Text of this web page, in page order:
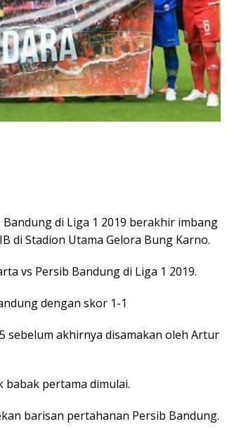
di Liga 1 2019 berakhir imbang
di Stadion Utama Gelora Bung Karno.
vs Persib Bandung di Liga 1 2019.
dengan skor 1-1
sebelum akhirnya disamakan oleh Artur
babak pertama dimulai.
barisan pertahanan Persib Bandung.